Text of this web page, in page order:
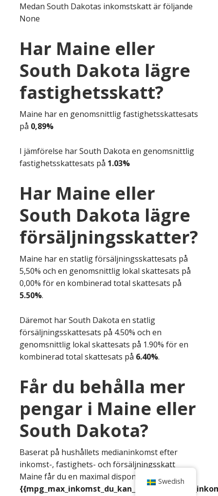
Medan South Dakotas inkomstskatt är följande
None
Har Maine eller
South Dakota lägre
fastighetsskatt?
Maine har en genomsnittlig fastighetsskattesats
på 0,89%
I jämförelse har South Dakota en genomsnittlig
fastighetsskattesats på 1.03%
Har Maine eller
South Dakota lägre
försäljningsskatter?
Maine har en statlig försäljningsskattesats på
5,50% och en genomsnittlig lokal skattesats på
0,00% för en kombinerad total skattesats på
5.50%.
Däremot har South Dakota en statlig
försäljningsskattesats på 4.50% och en
genomsnittlig lokal skattesats på 1.90% för en
kombinerad total skattesats på 6.40%.
Får du behålla mer
pengar i Maine eller
South Dakota?
Baserat på hushållets medianinkomst efter
inkomst-, fastighets- och försäljningsskatt
Maine får du en maximal disponibel inkomst på
Swedish